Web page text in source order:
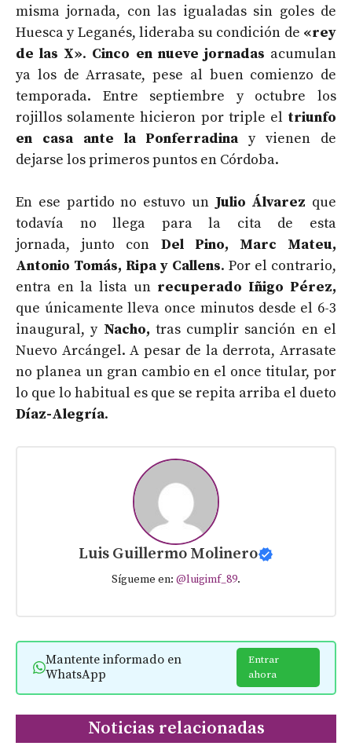
misma jornada, con las igualadas sin goles de
Huesca y Leganés, lideraba su condición de «rey
de las X». Cinco en nueve jornadas acumulan
ya los de Arrasate, pese al buen comienzo de
temporada. Entre septiembre y octubre los
rojillos solamente hicieron por triple el triunfo
en casa ante la Ponferradina y vienen de
dejarse los primeros puntos en Córdoba.
En ese partido no estuvo un Julio Álvarez que
todavía no llega para la cita de esta
jornada, junto con Del Pino, Marc Mateu,
Antonio Tomás, Ripa y Callens. Por el contrario,
entra en la lista un recuperado Iñigo Pérez,
que únicamente lleva once minutos desde el 6-3
inaugural, y Nacho, tras cumplir sanción en el
Nuevo Arcángel. A pesar de la derrota, Arrasate
no planea un gran cambio en el once titular, por
lo que lo habitual es que se repita arriba el dueto
Díaz-Alegría.
Luis Guillermo Molinero
Sígueme en: @luigimf_89.
Mantente informado en
WhatsApp
Entrar
ahora
Noticias relacionadas